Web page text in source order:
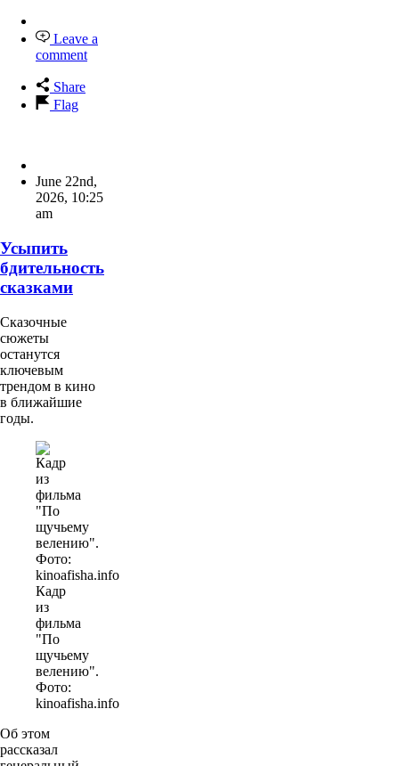
Leave a
comment
Share
Flag
June 22nd,
2026, 10:25
am
Усыпить
бдительность
сказками
Сказочные
сюжеты
останутся
ключевым
трендом в кино
в ближайшие
годы.
Кадр
из
фильма
"По
щучьему
велению".
Фото:
kinoafisha.info
Об этом
рассказал